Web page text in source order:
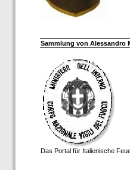
Sammlung von Alessandro
Das Portal für Italienische